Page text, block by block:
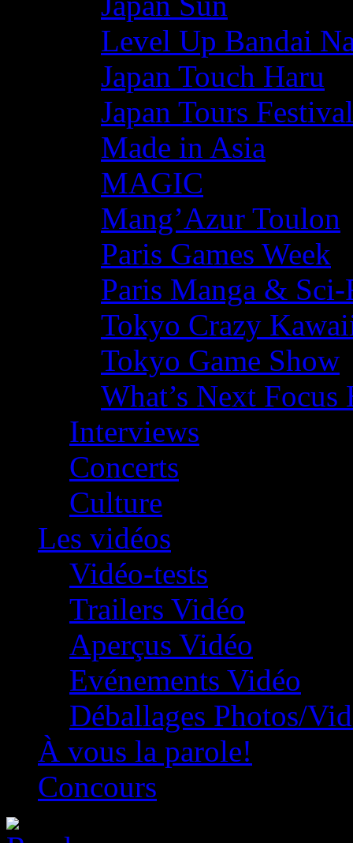
Level Up Bandai
Japan Touch Haru
Japan Tours Festival
Made in Asia
MAGIC
Mang’Azur Toulon
Paris Games Week
Paris Manga &
Tokyo Crazy
Tokyo Game Show
What’s Next
Interviews
Concerts
Culture
Les vidéos
Vidéo-tests
Trailers Vidéo
Aperçus Vidéo
Evénements Vidéo
Déballages Photos/
À vous la parole!
Concours